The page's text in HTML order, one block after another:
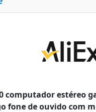
c estação de
joystick
computador estéreo
fone de ouvido com